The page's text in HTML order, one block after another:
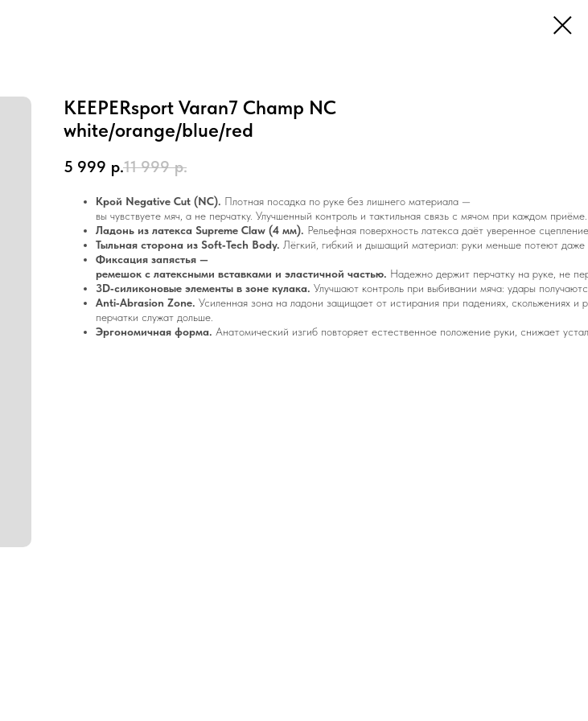
KEEPERsport Varan7 Champ NC
white/orange/blue/red
5 999 р.11 999 р.
Крой Negative Cut (NC). Плотная посадка по руке без лишнего материала —
вы чувствуете мяч, а не перчатку. Улучшенный контроль и тактильная связь с мячом при каждом приёме.
Ладонь из латекса Supreme Claw (4 мм). Рельефная поверхность латекса даёт уверенное
Тыльная сторона из Soft‑Tech Body. Лёгкий, гибкий и дышащий материал: руки меньше потеют
Фиксация запястья —
ремешок с латексными вставками и эластичной частью. Надежно держит перчатку на руке, не
3D‑силиконовые элементы в зоне кулака. Улучшают контроль при выбивании мяча: удары
Anti‑Abrasion Zone. Усиленная зона на ладони защищает от истирания при падениях, скольжениях и
перчатки служат дольше.
Эргономичная форма. Анатомический изгиб повторяет естественное положение руки, снижает